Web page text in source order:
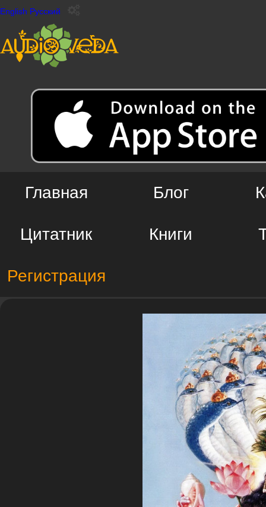
English Русский
Главная Блог
Цитатник Книги
Регистрация